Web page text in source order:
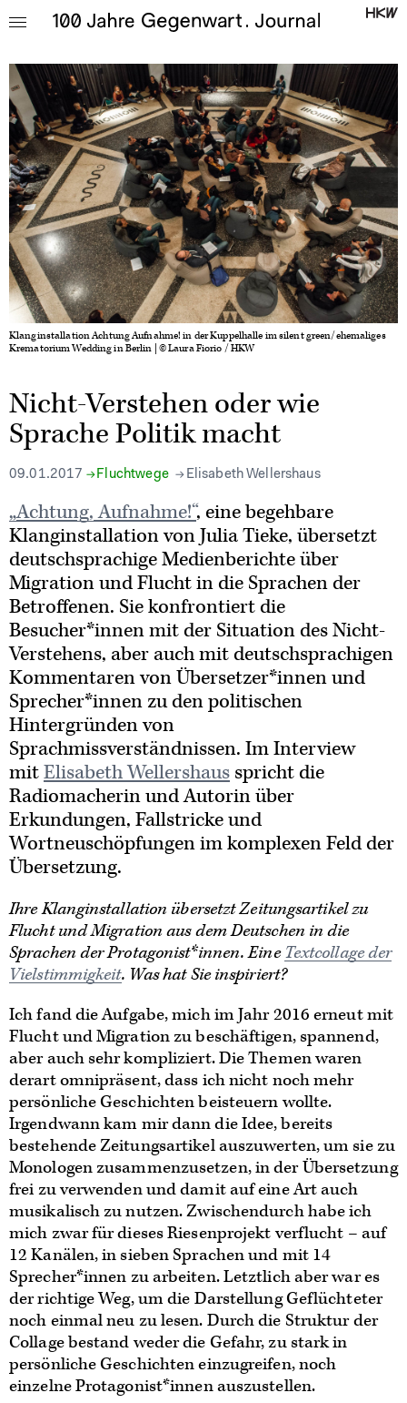
Klanginstallation Achtung Aufnahme! in der Kuppelhalle im silent green/ehemaliges
Krematorium Wedding in Berlin | © Laura Fiorio / HKW
Nicht-Verstehen oder wie
Sprache Politik macht
09.01.2017 Fluchtwege Elisabeth Wellershaus
„Achtung,Aufnahme!“, eine begehbare
Klanginstallation von Julia Tieke, übersetzt
deutschsprachige Medienberichte über
Migration und Flucht in die Sprachen der
Betroffenen. Sie konfrontiert die
Besucher*innen mit der Situation des Nicht-
Verstehens, aber auch mit deutschsprachigen
Kommentaren von Übersetzer*innen und
Sprecher*innen zu den politischen
Hintergründen von
Sprachmissverständnissen. Im Interview
mitElisabethWellershaus spricht die
Radiomacherin und Autorin über
Erkundungen, Fallstricke und
Wortneuschöpfungen im komplexen Feld der
Übersetzung.
Ihre Klanginstallation übersetzt Zeitungsartikel zu
Flucht und Migration aus dem Deutschen in die
Sprachen der Protagonist*innen. EineTextcollage der
Vielstimmigkeit. Was hat Sie inspiriert?
Ich fand die Aufgabe, mich im Jahr 2016 erneut mit
Flucht und Migration zu beschäftigen, spannend,
aber auch sehr kompliziert. Die Themen waren
derart omnipräsent, dass ich nicht noch mehr
persönliche Geschichten beisteuern wollte.
Irgendwann kam mir dann die Idee, bereits
bestehende Zeitungsartikel auszuwerten, um sie zu
Monologen zusammenzusetzen, in der Übersetzung
frei zu verwenden und damit auf eine Art auch
musikalisch zu nutzen. Zwischendurch habe ich
mich zwar für dieses Riesenprojekt verflucht – auf
12 Kanälen, in sieben Sprachen und mit 14
Sprecher*innen zu arbeiten. Letztlich aber war es
der richtige Weg, um die Darstellung Geflüchteter
noch einmal neu zu lesen. Durch die Struktur der
Collage bestand weder die Gefahr, zu stark in
persönliche Geschichten einzugreifen, noch
einzelne Protagonist*innen auszustellen.